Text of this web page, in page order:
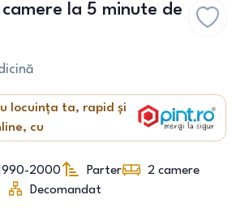
la 5 minute de
locuința ta, rapid și
cu
2000 Parter 2 camere
Decomandat